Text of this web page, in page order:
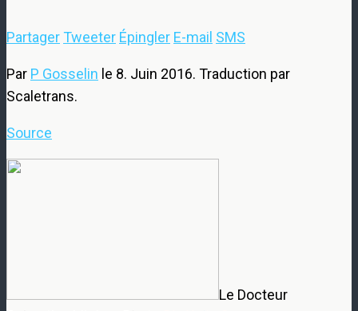
Partager Tweeter Épingler E-mail SMS
Par P Gosselin le 8. Juin 2016. Traduction par
Scaletrans.
Source
Le Docteur